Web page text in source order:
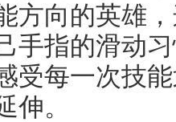
方向的英雄
手指的滑动
受每一次技
伸。